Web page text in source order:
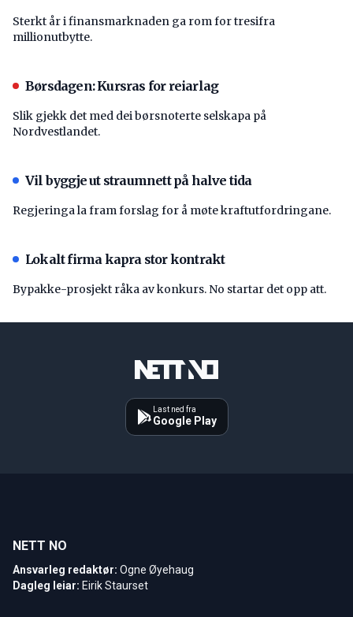
Sterkt år i finansmarknaden ga rom for tresifra
millionutbytte.
Børsdagen: Kursras for reiarlag
Slik gjekk det med dei børsnoterte selskapa på
Nordvestlandet.
Vil byggje ut straumnett på halve tida
Regjeringa la fram forslag for å møte kraftutfordringane.
Lokalt firma kapra stor kontrakt
Bypakke-prosjekt råka av konkurs. No startar det opp att.
Last ned fra
Google Play
NETT NO
Ansvarleg redaktør: Ogne Øyehaug
Dagleg leiar: Eirik Staurset